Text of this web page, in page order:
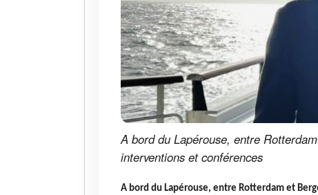
A bord du Lapérouse, entre
interventions et conférences
A bord du Lapérouse, entre Rotterdam et